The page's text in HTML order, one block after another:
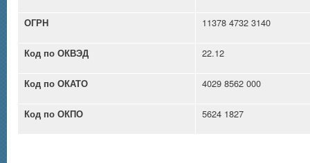
ОГРН 11378 4732 3140
Код по ОКВЭД 22.12
Код по ОКАТО 4029 8562 000
Код по ОКПО 5624 1827